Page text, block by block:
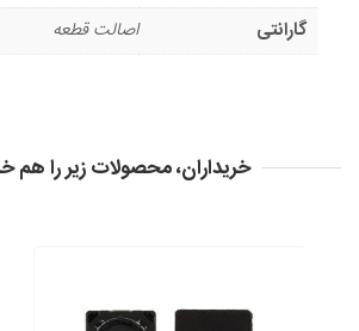
گارانتی
اصالت قطعه
خریداران، محصولات زیر را هم